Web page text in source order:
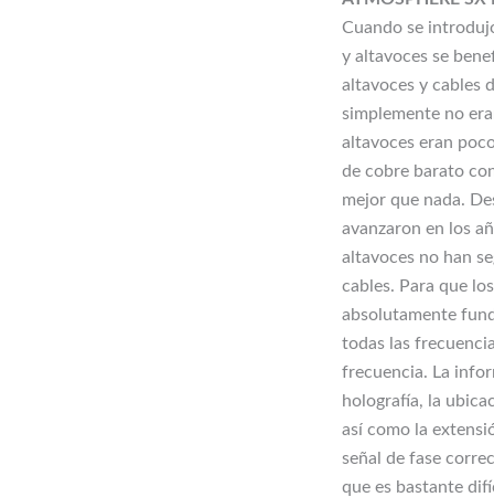
Cuando se
y altavoces se
altavoces y cables
simplemente no
altavoces eran
de cobre barato
mejor que nada.
avanzaron en los
altavoces no han
cables. Para que
absolutamente
todas las
frecuencia. La
holografía, la
así como la
señal de fase
que es bastante